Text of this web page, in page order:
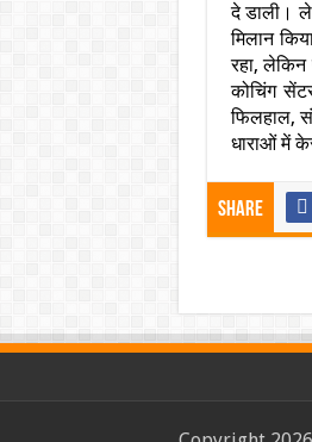
दे डाली।
मिलान
रहा,
कोचिंग
फिलहाल,
धाराओं में
Share